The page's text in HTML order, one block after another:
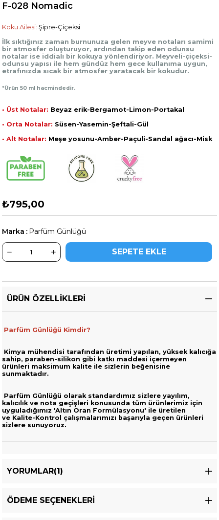
F-028 Nomadic
Koku Ailesi:Şipre-Çiçeksi
İlk sıktığınız zaman burnunuza gelen meyve notaları samimi
bir atmosfer oluşturuyor, ardından takip eden odunsu
notalar ise iddialı bir kokuya yönlendiriyor. Meyveli-çiçeksi-
odunsu yapısı ile hem gündüz hem gece kullanıma uygun,
etrafınızda sıcak bir atmosfer yaratacak bir kokudur.
*Ürün 50 ml hacmindedir.
• Üst Notalar: Beyaz erik-Bergamot-Limon-Portakal
• Orta Notalar: Süsen-Yasemin-Şeftali-Gül
• Alt Notalar: Meşe yosunu-Amber-Paçuli-Sandal ağacı-Misk
₺795,00
Marka : Parfüm Günlüğü
ÜRÜN ÖZELLIKLERI
Parfüm Günlüğü Kimdir?
Kimya mühendisi tarafından üretimi yapılan, yüksek kalıcığa
sahip, paraben-silikon gibi katkı maddesi içermeyen
ürünleri maksimum kalite ile sizlerin beğenisine
sunmaktadır.
Parfüm Günlüğü olarak standardımız sizlere yayılım,
kalıcılık ve nota geçişleri konusunda tüm ürünlerimiz için
uyguladığımız 'Altın Oran Formülasyonu' ile üretilen
ve Kalite-Kontrol çalışmalarımızı başarıyla geçen ürünleri
sizlere sunuyoruz.
YORUMLAR(1)
ÖDEME SEÇENEKLERI